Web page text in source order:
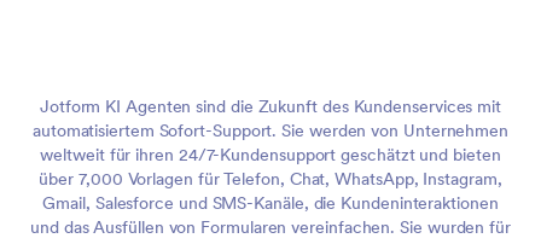
Jotform KI Agenten sind die Zukunft des Kundenservices mit
automatisiertem Sofort-Support. Sie werden von Unternehmen
weltweit für ihren 24/7-Kundensupport geschätzt und bieten
über 7,000 Vorlagen für Telefon, Chat, WhatsApp, Instagram,
Gmail, Salesforce und SMS-Kanäle, die Kundeninteraktionen
und das Ausfüllen von Formularen vereinfachen. Sie wurden für